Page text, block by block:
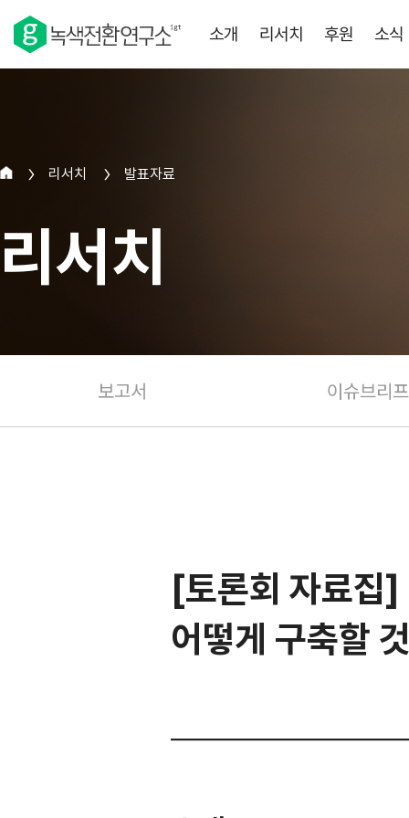
소개 리서치 후원 소식
> 리서치 > 발표자료
리서치
보고서 이슈브리프
[토론회 자료집]
어떻게 구축할